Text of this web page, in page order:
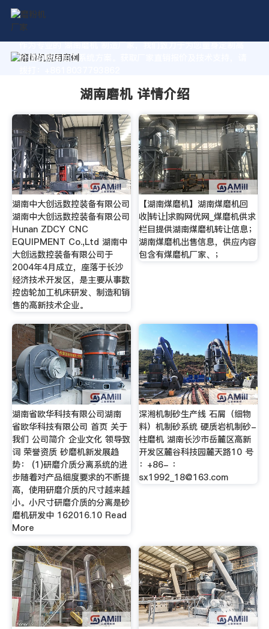
作为专业的 湖南磨机 制造厂家，我们致力于为您量身定制高
价值的粉体加工系统方案。获取厂家直销报价及技术支持，请
湖南磨机 详情介绍
湖南中大创远数控装备有限公司
湖南中大创远数控装备有限公司
Hunan ZDCY CNC
EQUIPMENT Co.,Ltd 湖南中
大创远数控装备有限公司于
2004年4月成立，座落于长沙
经济技术开发区，是主要从事数
控齿轮加工机床研发、制造和销
售的高新技术企业。
【湖南煤磨机】湖南煤磨机回
收|转让|求购网优网_煤磨机供求
栏目提供湖南煤磨机转让信息；
湖南煤磨机出售信息，供应内容
包含有煤磨机厂家、；
湖南省欧华科技有限公司湖南
省欧华科技有限公司 首页 关于
我们 公司简介 企业文化 领导致
词 荣誉资质 砂磨机新发展趋
势： (1)研磨介质分离系统的进
步随着对产品细度要求的不断提
高，使用研磨介质的尺寸越来越
小。小尺寸研磨介质的分离是砂
磨机研发中 162016.10 Read
More
深湘机制砂生产线 石屑（细物
料）机制砂系统 硬质岩机制砂-
柱磨机 湖南长沙市岳麓区高新
开发区麓谷科技园麓天路10 号
：+86- ：
sx1992_18@163.com